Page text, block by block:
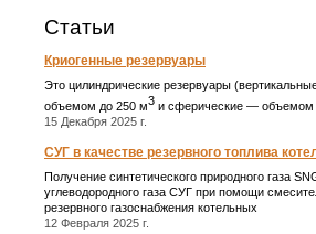
Статьи
Криогенные резервуары
Это цилиндрические резервуары
объемом до 250 м3 и сферические ― объемом
15 Декабря 2025 г.
СУГ в качестве резервного топлива
Получение синтетического природного газа
углеводородного газа СУГ при помощи
резервного газоснабжения котельных
12 Февраля 2025 г.